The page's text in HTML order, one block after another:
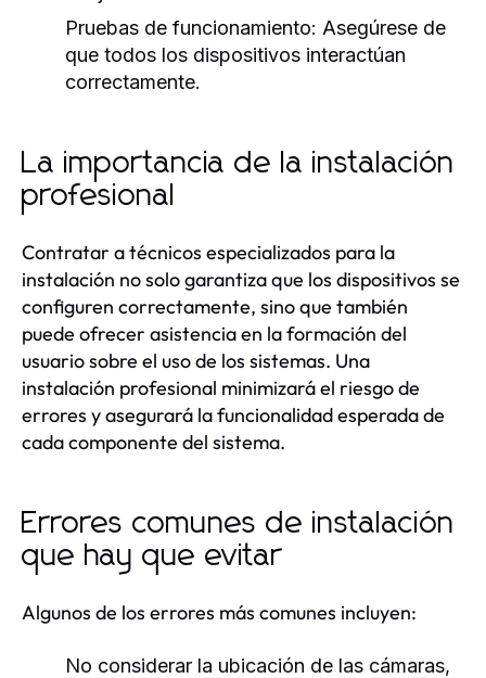
Pruebas de funcionamiento: Asegúrese de
que todos los dispositivos interactúan
correctamente.
La importancia de la instalación
profesional
Contratar a técnicos especializados para la
instalación no solo garantiza que los dispositivos se
configuren correctamente, sino que también
puede ofrecer asistencia en la formación del
usuario sobre el uso de los sistemas. Una
instalación profesional minimizará el riesgo de
errores y asegurará la funcionalidad esperada de
cada componente del sistema.
Errores comunes de instalación
que hay que evitar
Algunos de los errores más comunes incluyen:
No considerar la ubicación de las cámaras,